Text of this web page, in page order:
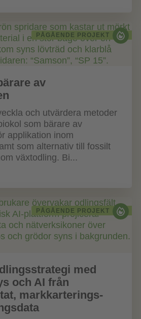
PÅGÅENDE PROJEKT
av
och utvärdera metoder
som bärare av
applikation inom
som alternativ till fossilt
växtodling. Bi...
PÅGÅENDE PROJEKT
med
och AI från
markkarterings-